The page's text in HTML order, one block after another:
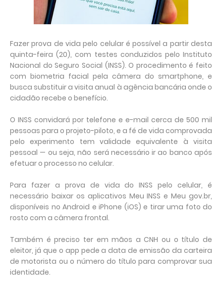
Fazer prova de vida pelo celular é possível a partir desta
quinta-feira (20), com testes conduzidos pelo Instituto
Nacional do Seguro Social (INSS). O procedimento é feito
com biometria facial pela câmera do smartphone, e
busca substituir a visita anual à agência bancária onde o
cidadão recebe o benefício.
O INSS convidará por telefone e e-mail cerca de 500 mil
pessoas para o projeto-piloto, e a fé de vida comprovada
pelo experimento tem validade equivalente à visita
pessoal — ou seja, não será necessário ir ao banco após
efetuar o processo no celular.
Para fazer a prova de vida do INSS pelo celular, é
necessário baixar os aplicativos Meu INSS e Meu gov.br,
disponíveis no Android e iPhone (iOS) e tirar uma foto do
rosto com a câmera frontal.
Também é preciso ter em mãos a CNH ou o título de
eleitor, já que o app pede a data de emissão da carteira
de motorista ou o número do título para comprovar sua
identidade.